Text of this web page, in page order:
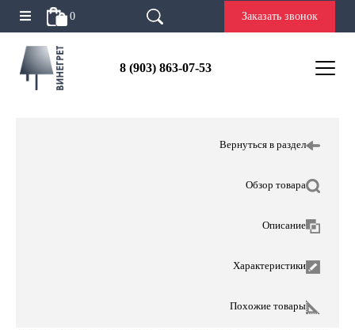
0 Заказать звонок
8 (903) 863-07-53
Вернуться в раздел
Обзор товара
Описание
Характеристики
Похожие товары